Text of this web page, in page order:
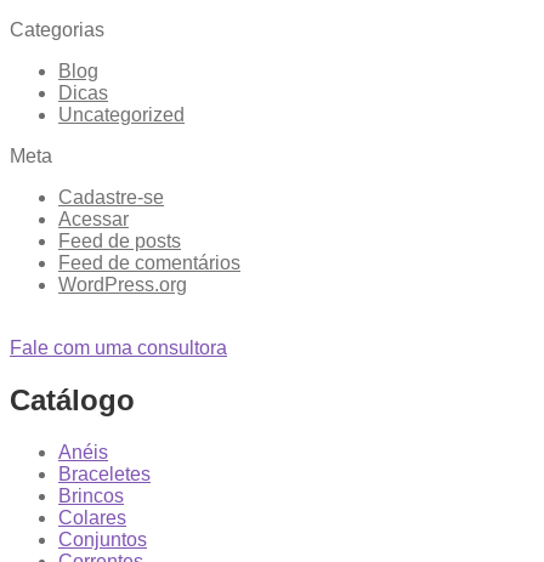
Categorias
Blog
Dicas
Uncategorized
Meta
Cadastre-se
Acessar
Feed de posts
Feed de comentários
WordPress.org
Fale com uma consultora
Catálogo
Anéis
Braceletes
Brincos
Colares
Conjuntos